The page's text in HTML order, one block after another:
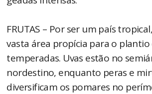
FRUTAS – Por ser um país
vasta área propícia para o
temperadas. Uvas estão no
nordestino, enquanto peras e
diversificam os pomares no